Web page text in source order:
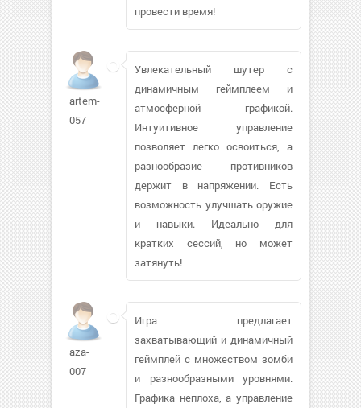
провести время!
artem-
057
Увлекательный шутер с
динамичным геймплеем и
атмосферной графикой.
Интуитивное управление
позволяет легко освоиться, а
разнообразие противников
держит в напряжении. Есть
возможность улучшать оружие
и навыки. Идеально для
кратких сессий, но может
затянуть!
aza-
007
Игра предлагает
захватывающий и динамичный
геймплей с множеством зомби
и разнообразными уровнями.
Графика неплоха, а управление